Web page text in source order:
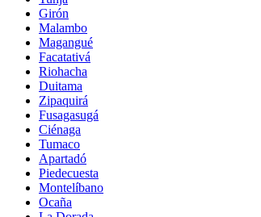
Girón
Malambo
Magangué
Facatativá
Riohacha
Duitama
Zipaquirá
Fusagasugá
Ciénaga
Tumaco
Apartadó
Piedecuesta
Montelíbano
Ocaña